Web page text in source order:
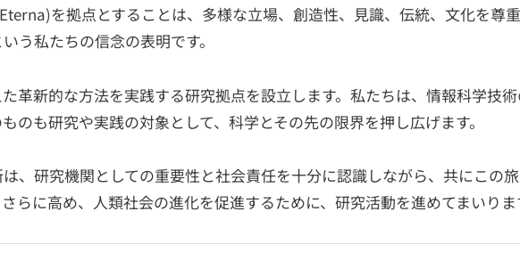
を拠点とすることは、多様な立場、創造性、見識、伝統、文化を尊
う私たちの信念の表明です。
革新的な方法を実践する研究拠点を設立します。私たちは、情報科学技
のも研究や実践の対象として、科学とその先の限界を押し広げます。
、研究機関としての重要性と社会責任を十分に認識しながら、共にこの
らに高め、人類社会の進化を促進するために、研究活動を進めてまいりま